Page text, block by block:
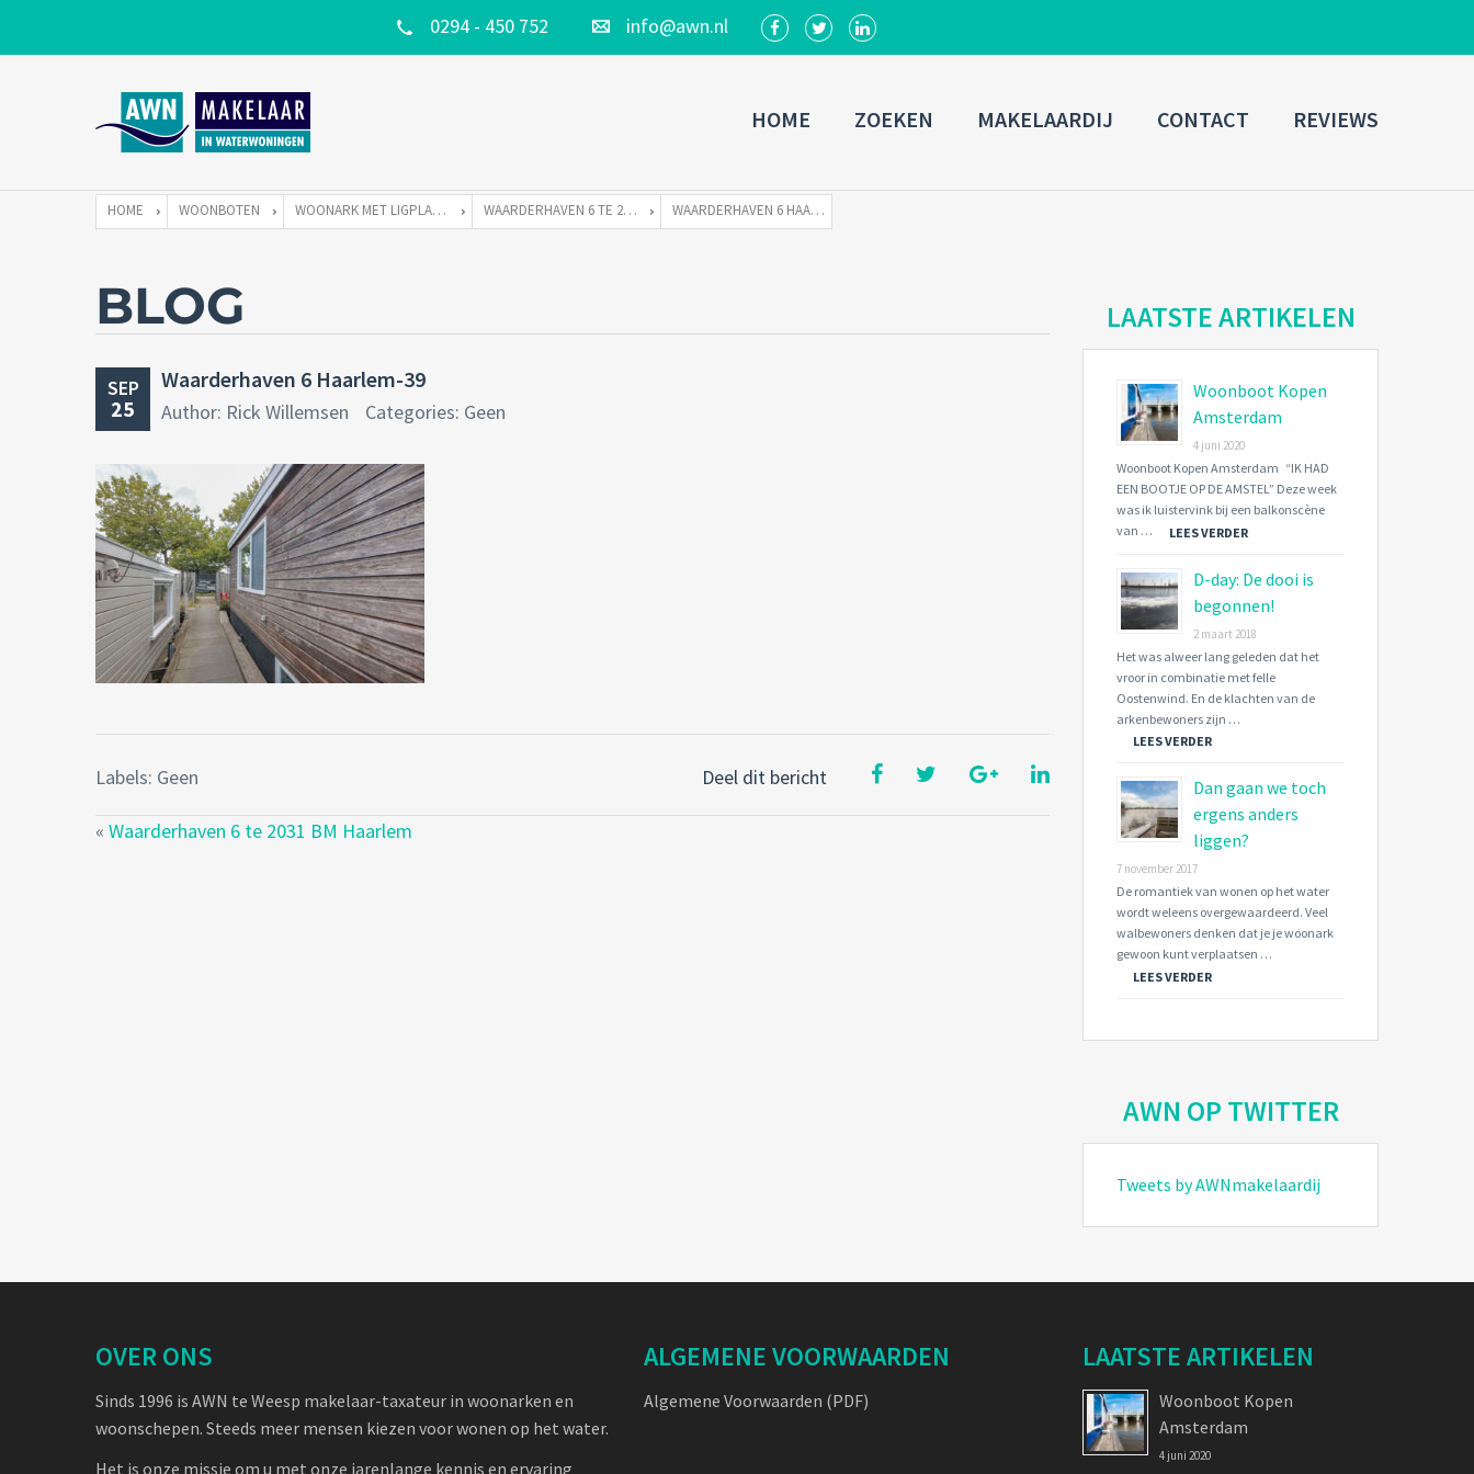
0294 - 450 752 info@awn.nl
Username
Connect with:
Forgot
password? SIGN IN
Remember me
HOME ZOEKEN MAKELAARDIJ CONTACT REVIEWS
HOME WOONBOTEN WOONARK MET LIGPLAATS WAARDERHAVEN 6 TE 2031 BM HAARLEM WAARDERHAVEN 6 HAARLEM-39
BLOG
SEP
25
Waarderhaven 6 Haarlem-39
Author: Rick Willemsen Categories: Geen
Deel dit bericht
Labels: Geen
« Waarderhaven 6 te 2031 BM Haarlem
LAATSTE ARTIKELEN
Woonboot Kopen
Amsterdam
4 juni 2020
Woonboot Kopen Amsterdam “IK HAD
EEN BOOTJE OP DE AMSTEL” Deze week
was ik luistervink bij een balkonscène
van …
LEES VERDER
D-day: De dooi is
begonnen!
2 maart 2018
Het was alweer lang geleden dat het
vroor in combinatie met felle
Oostenwind. En de klachten van de
arkenbewoners zijn …
LEES VERDER
Dan gaan we toch
ergens anders
liggen?
7 november 2017
De romantiek van wonen op het water
wordt weleens overgewaardeerd. Veel
walbewoners denken dat je je woonark
gewoon kunt verplaatsen …
LEES VERDER
AWN OP TWITTER
Tweets by AWNmakelaardij
OVER ONS
Sinds 1996 is AWN te Weesp makelaar-taxateur in woonarken en
woonschepen. Steeds meer mensen kiezen voor wonen op het water.
Het is onze missie om u met onze jarenlange kennis en ervaring
ALGEMENE VOORWAARDEN
Algemene Voorwaarden (PDF)
LAATSTE ARTIKELEN
Woonboot Kopen
Amsterdam
4 juni 2020